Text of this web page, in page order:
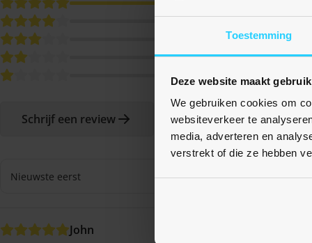
Toestemming
Deze website maakt
We gebruiken cookies om
websiteverkeer te
media, adverteren en
verstrekt of die ze hebben
Schrijf een review
John